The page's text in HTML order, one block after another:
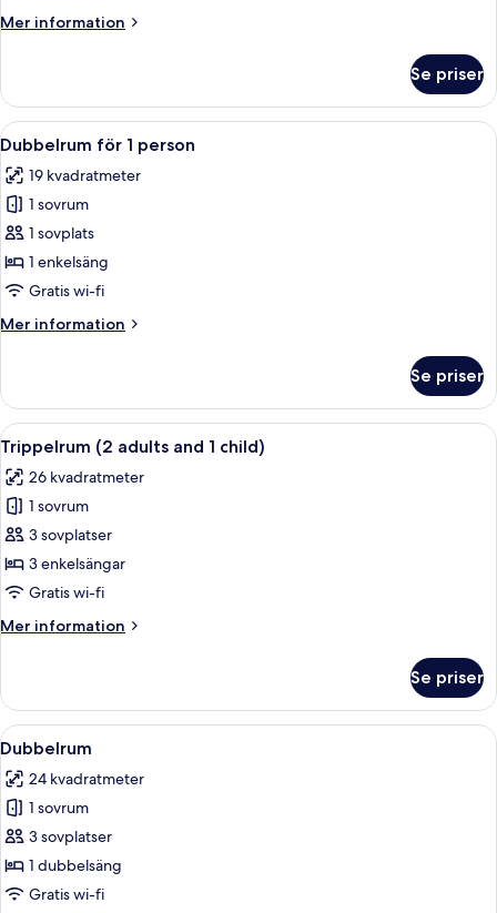
Mer information
Mer
Se priser
Öppna
alla
foton
för
Dubbelrum
för
1
Ett modernt sovrum med en stor
4
Dubbelrum för 1 person
19 kvadratmeter
1 sovrum
1 sovplats
1 enkelsäng
Gratis wi-fi
Mer information
Mer
för
person
Se priser
Öppna
alla
foton
för
Trippelrum
(2
adults
1
Ett modernt hotellrum med två
4
Trippelrum (2 adults and 1 child)
26 kvadratmeter
1 sovrum
3 sovplatser
3 enkelsängar
Gratis wi-fi
Mer information
Mer
(2
adults
and
child)
Se priser
Öppna
alla
foton
för
Dubbelrum
Ett modernt hotellrum med en stor
4
Dubbelrum
24 kvadratmeter
1 sovrum
3 sovplatser
1 dubbelsäng
Gratis wi-fi